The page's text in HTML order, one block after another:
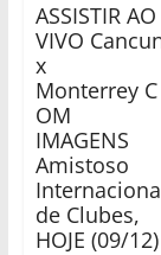
ASSISTIR AO
VIVO
x
Monterrey C
OM
IMAGENS
Amistoso
de Clubes,
HOJE (09/12)